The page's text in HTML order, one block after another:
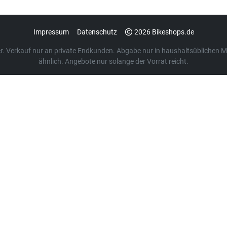
Impressum Datenschutz 2026 Bikeshops.de
Verkauf nur an private Endkunden. Abgabe nur in haushaltsüblichen
ähnlich. Angebote nur solange der Vorrat reicht.